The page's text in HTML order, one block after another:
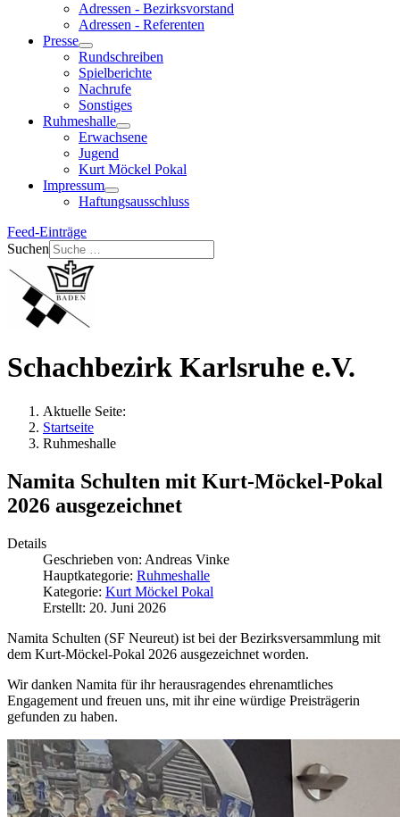
Adressen - Bezirksvorstand
Adressen - Referenten
Presse
Rundschreiben
Spielberichte
Nachrufe
Sonstiges
Ruhmeshalle
Erwachsene
Jugend
Kurt Möckel Pokal
Impressum
Haftungsausschluss
Feed-Einträge
Suchen
Schachbezirk Karlsruhe e.V.
Aktuelle Seite:
Startseite
Ruhmeshalle
Namita Schulten mit Kurt-Möckel-Pokal
2026 ausgezeichnet
Details
Geschrieben von: Andreas Vinke
Hauptkategorie: Ruhmeshalle
Kategorie: Kurt Möckel Pokal
Erstellt: 20. Juni 2026
Namita Schulten (SF Neureut) ist bei der Bezirksversammlung mit
dem Kurt-Möckel-Pokal 2026 ausgezeichnet worden.
Wir danken Namita für ihr herausragendes ehrenamtliches
Engagement und freuen uns, mit ihr eine würdige Preisträgerin
gefunden zu haben.